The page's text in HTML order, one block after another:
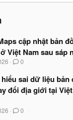
cập nhật bản
Việt Nam sau sáp
0
sai dữ liệu bản
đổi địa giới tại
0